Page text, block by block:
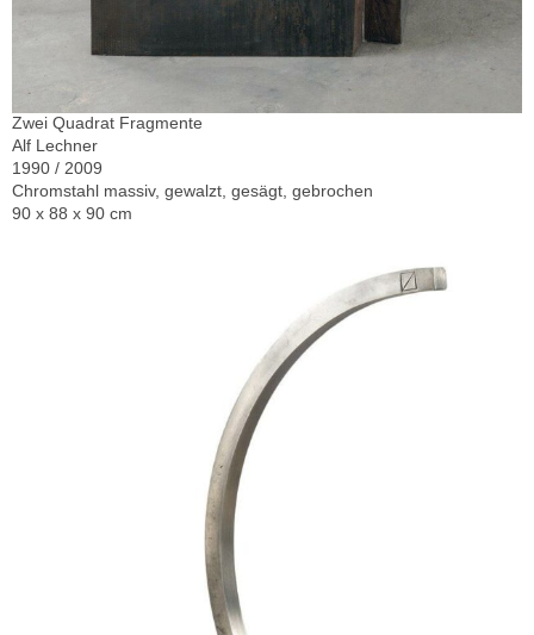
Zwei Quadrat Fragmente
Alf Lechner
1990 / 2009
Chromstahl massiv, gewalzt, gesägt, gebrochen
90 x 88 x 90 cm